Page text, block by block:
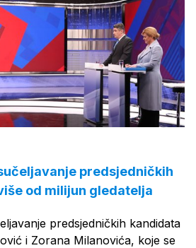
predsjedničkih
od milijun gledatelja
predsjedničkih kandidata
i Zorana Milanovića, koje se